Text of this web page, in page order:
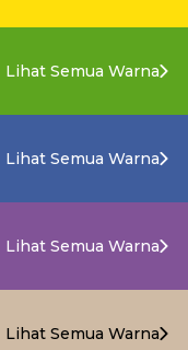
Lihat Semua Warna
Lihat Semua Warna
Lihat Semua Warna
Lihat Semua Warna